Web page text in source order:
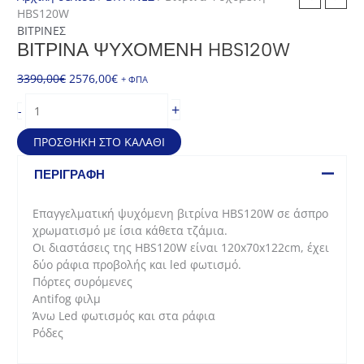
HBS120W
ΒΙΤΡΙΝΕΣ
ΒΙΤΡΊΝΑ ΨΥΧΌΜΕΝΗ HBS120W
3390,00€ Original
3390,00€.
2576,00€Η
είναι:
2576,00€.
+ ΦΠΑ
-
Ψυχόμενη
HBS120W
ποσότητα
+
ΠΡΟΣΘΉΚΗ ΣΤΟ ΚΑΛΆΘΙ
ΠΕΡΙΓΡΑΦΉ
Επαγγελματική ψυχόμενη βιτρίνα ΗΒS120W σε άσπρο
χρωματισμό με ίσια κάθετα τζάμια.
Οι διαστάσεις της ΗBS120W είναι 120x70x122cm, έχει
δύο ράφια προβολής και led φωτισμό.
Πόρτες συρόμενες
Antifog φιλμ
Άνω Led φωτισμός και στα ράφια
Ρόδες